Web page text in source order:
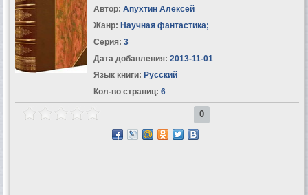
Автор: Апухтин Алексей
Жанр: Научная фантастика;
Серия: 3
Дата добавления: 2013-11-01
Язык книги: Русский
Кол-во страниц: 6
0